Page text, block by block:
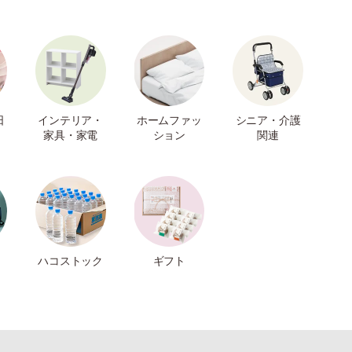
インテリア・
家具・家電
ホームファッ
ション
シニア・介護
関連
ハコストック ギフト